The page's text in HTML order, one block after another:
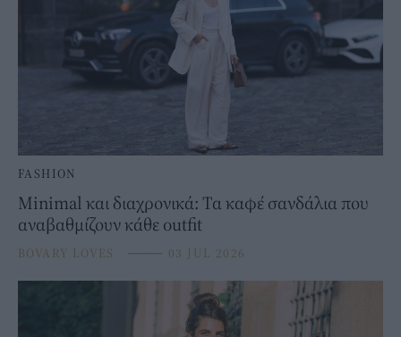
FASHION
Minimal και διαχρονικά: Τα καφέ σανδάλια που
αναβαθμίζουν κάθε outfit
BOVARY LOVES ⸻ 03 JUL 2026